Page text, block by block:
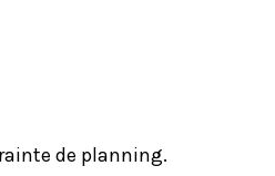
de planning.